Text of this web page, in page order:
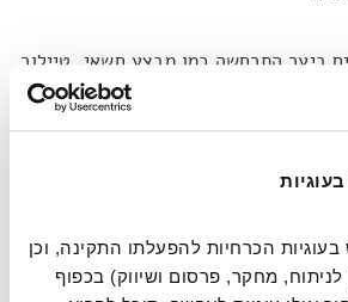
ביער התרחשה כמו מבצע חשאי. טיילור
ופארקר ממהרים להוסיף את היצירות
שבאו. זהותם הצליחה להישמר בסוד
להסיר את אחת היצירות ולחכות
כיוון שרובין ובניה נאלצו לארוז שוב